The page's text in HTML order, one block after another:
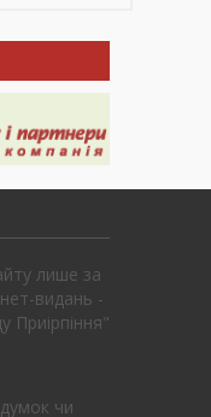
лише за
видань -
Приірпіння"
чи